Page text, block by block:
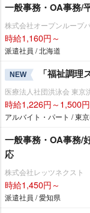
一般事務・OA事務/
株式会社オープンループ
時給1,160円～
派遣社員 / 北海道
NEW 「福祉調
医療法人社団洪泳会 東京
時給1,226円～1,500円
アルバイト・パート / 東
一般事務・OA事務/
応
株式会社レッツネクスト
時給1,450円～
派遣社員 / 愛知県